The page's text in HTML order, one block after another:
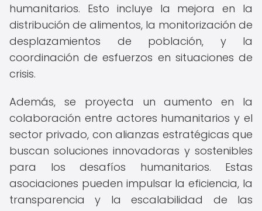
humanitarios. Esto incluye la mejora en la
distribución de alimentos, la monitorización de
desplazamientos de población, y la
coordinación de esfuerzos en situaciones de
crisis.
Además, se proyecta un aumento en la
colaboración entre actores humanitarios y el
sector privado, con alianzas estratégicas que
buscan soluciones innovadoras y sostenibles
para los desafíos humanitarios. Estas
asociaciones pueden impulsar la eficiencia, la
transparencia y la escalabilidad de las